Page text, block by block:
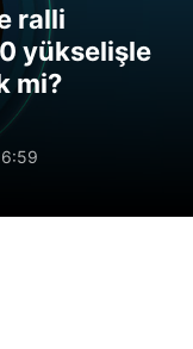
ralli
yükselişle
mi?